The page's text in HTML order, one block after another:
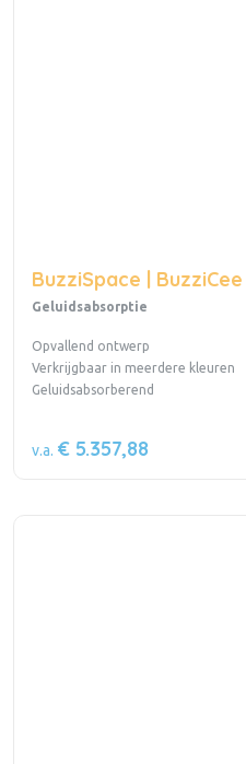
BuzziSpace | BuzziCee
Geluidsabsorptie
Opvallend ontwerp
Verkrijgbaar in meerdere kleuren
Geluidsabsorberend
v.a. € 5.357,88